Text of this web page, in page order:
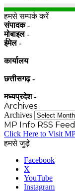
हमसे सम्पर्क करें
संपादक -
मोबाइल -
ईमेल -
कार्यालय
छत्तीसगढ़ -
मध्यप्रदेश -
Archives
Archives
MP Info RSS Feed
Click Here to Visit
हमसे जुड़े
Facebook
X
YouTube
Instagram